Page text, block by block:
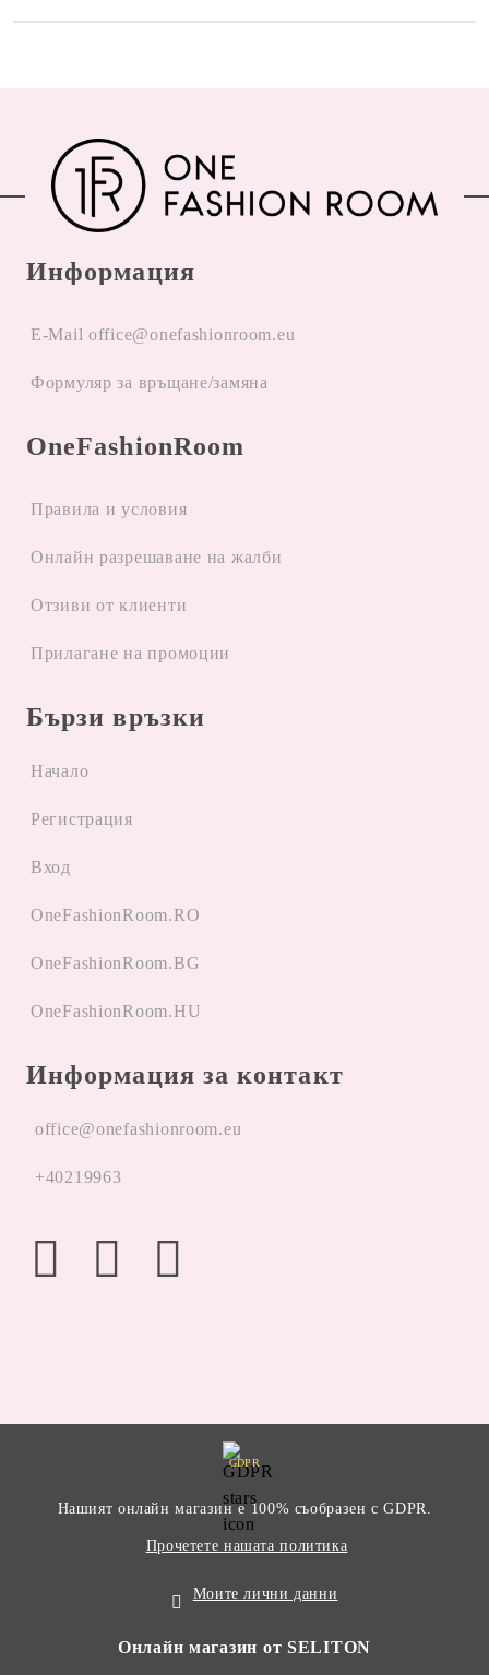
Информация
E-Mail office@onefashionroom.eu
Формуляр за връщане/замяна
OneFashionRoom
Правила и условия
Oнлайн разрешаване на жалби
Отзиви от клиенти
Прилагане на промоции
Бързи връзки
Начало
Регистрация
Вход
OneFashionRoom.RO
OneFashionRoom.BG
OneFashionRoom.HU
Информация за контакт
office@onefashionroom.eu
+40219963
GDPR
Нашият онлайн магазин е 100% съобразен с GDPR.
Прочетете нашата политика
Моите лични данни
Онлайн магазин от SELITON